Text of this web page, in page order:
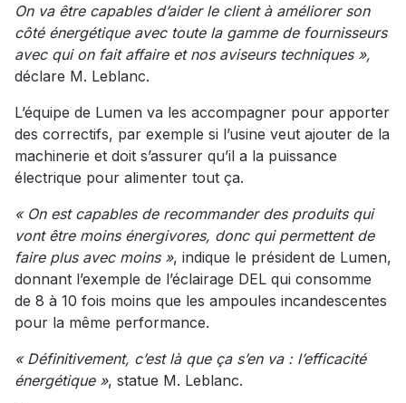
On va être capables d’aider le client à améliorer son
côté énergétique avec toute la gamme de fournisseurs
avec qui on fait affaire et nos aviseurs techniques »,
déclare M. Leblanc.
L’équipe de Lumen va les accompagner pour apporter
des correctifs, par exemple si l’usine veut ajouter de la
machinerie et doit s’assurer qu’il a la puissance
électrique pour alimenter tout ça.
« On est capables de recommander des produits qui
vont être moins énergivores, donc qui permettent de
faire plus avec moins », indique le président de Lumen,
donnant l’exemple de l’éclairage DEL qui consomme
de 8 à 10 fois moins que les ampoules incandescentes
pour la même performance.
« Définitivement, c’est là que ça s’en va : l’efficacité
énergétique », statue M. Leblanc.